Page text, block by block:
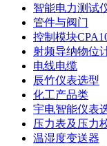
智能电力测试
管件与阀门
控制模块
射频导纳物位
电线电缆
辰竹仪表选型
化工产品类
宇电智能仪表
压力表及压力
温湿度变送器